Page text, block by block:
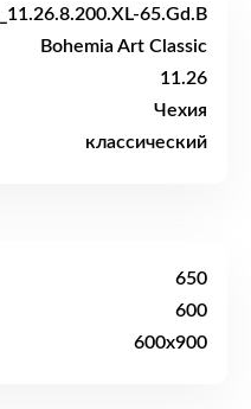
65.Gd.B
Bohemia Art Classic
11.26
Чехия
классический
650
600
600x900